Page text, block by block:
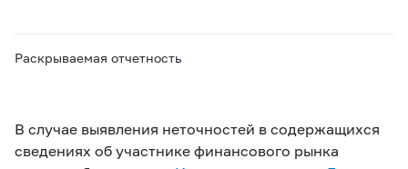
Раскрываемая отчетность
В случае выявления неточностей в содержащихся
сведениях об участнике финансового рынка